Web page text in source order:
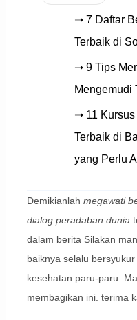
➝ 7 Daftar
Terbaik di
➝ 9 Tips
Mengemudi
➝ 11 Kursus
Terbaik di
yang Perlu
Demikianlah megawati
dialog peradaban dunia
dalam berita Silakan
baiknya selalu
kesehatan paru-paru.
membagikan ini. terima